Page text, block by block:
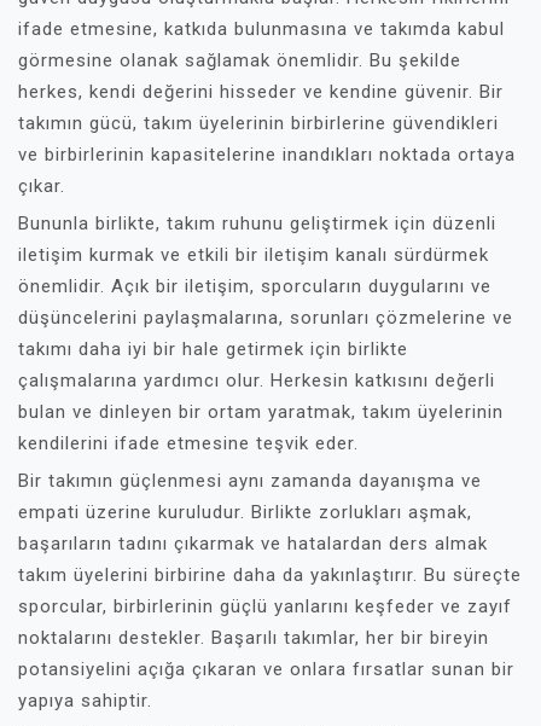
ifade etmesine, katkıda bulunmasına ve takımda kabul
görmesine olanak sağlamak önemlidir. Bu şekilde
herkes, kendi değerini hisseder ve kendine güvenir. Bir
takımın gücü, takım üyelerinin birbirlerine güvendikleri
ve birbirlerinin kapasitelerine inandıkları noktada ortaya
çıkar.
Bununla birlikte, takım ruhunu geliştirmek için düzenli
iletişim kurmak ve etkili bir iletişim kanalı sürdürmek
önemlidir. Açık bir iletişim, sporcuların duygularını ve
düşüncelerini paylaşmalarına, sorunları çözmelerine ve
takımı daha iyi bir hale getirmek için birlikte
çalışmalarına yardımcı olur. Herkesin katkısını değerli
bulan ve dinleyen bir ortam yaratmak, takım üyelerinin
kendilerini ifade etmesine teşvik eder.
Bir takımın güçlenmesi aynı zamanda dayanışma ve
empati üzerine kuruludur. Birlikte zorlukları aşmak,
başarıların tadını çıkarmak ve hatalardan ders almak
takım üyelerini birbirine daha da yakınlaştırır. Bu süreçte
sporcular, birbirlerinin güçlü yanlarını keşfeder ve zayıf
noktalarını destekler. Başarılı takımlar, her bir bireyin
potansiyelini açığa çıkaran ve onlara fırsatlar sunan bir
yapıya sahiptir.